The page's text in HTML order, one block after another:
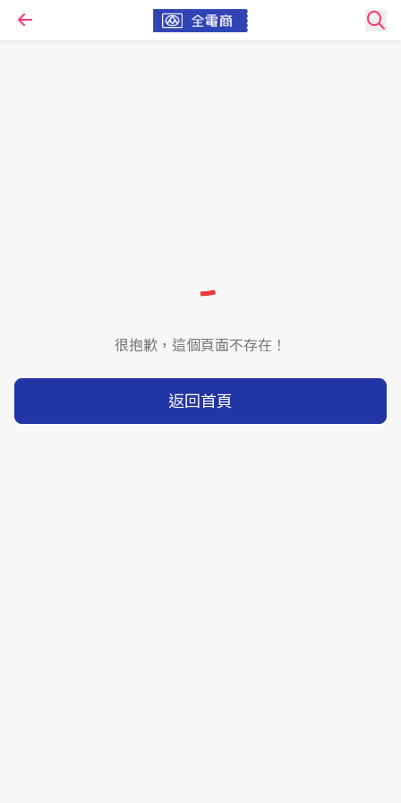
很抱歉，這個頁面不存在！
返回首頁